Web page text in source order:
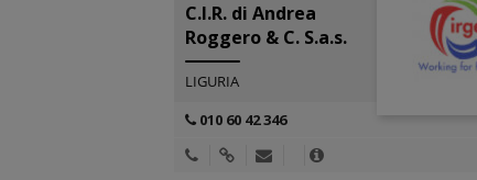
C.I.R. di Andrea
Roggero & C. S.a.s.
LIGURIA
010 60 42 346